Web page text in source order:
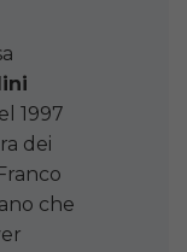
1997
dei
che